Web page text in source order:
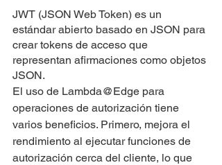
JWT (JSON Web Token) es un
estándar abierto basado en JSON para
crear tokens de acceso que
representan afirmaciones como objetos
JSON.
El uso de Lambda@Edge para
operaciones de autorización tiene
varios beneficios. Primero, mejora el
rendimiento al ejecutar funciones de
autorización cerca del cliente, lo que